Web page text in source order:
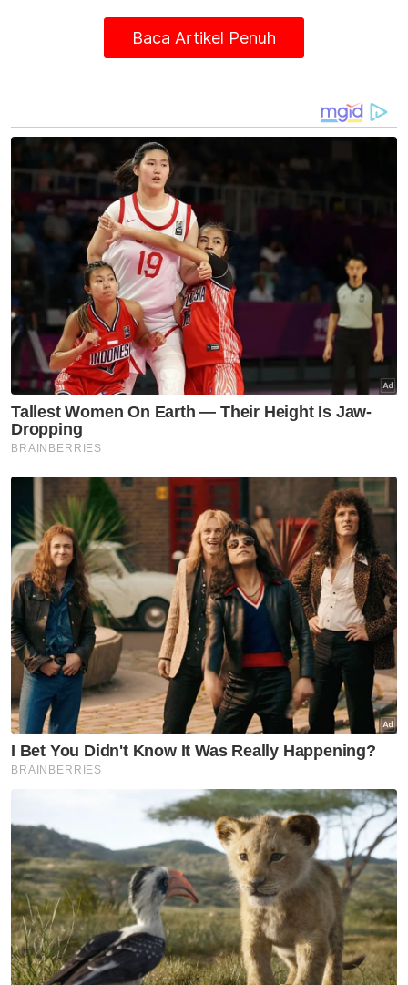
kementerian itu.
Lebih separuh daripada 47 wilayah di negara
itu mencatatkan peningkatan kes pada Rabu
termasuk Hokkaido dan Kyoto.
Tokyo melaporkan 29,036 kes Covid-19,
manakala Osaka mencatat 21,860 jangkitan
baharu dan meningkatkan tahap amaran
kepada tiga, iaitu tertinggi sejak tiga bulan
lalu.
Warga emas dinasihati untuk tidak keluar
rumah atas urusan yang tidak penting kerana
berisiko tinggi mengalami gejala yang teruk. -
Bernama
Muat turun aplikasi Sinar Harian.Klik di sini!
Baca Artikel Penuh